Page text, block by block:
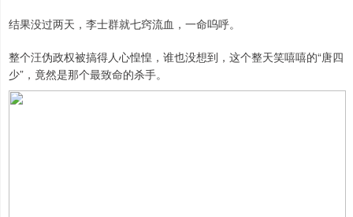
结果没过两天，李士群就七窍流血，一命呜呼。
整个汪伪政权被搞得人心惶惶，谁也没想到，这个整天笑嘻嘻的“唐四
少”，竟然是那个最致命的杀手。